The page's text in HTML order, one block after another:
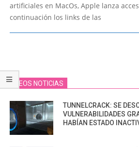
artificiales en MacOs, Apple lanza
continuación los links de las
VIDEOS NOTICIAS
TUNNELCRACK: SE
VULNERABILIDADES
HABÍAN ESTADO